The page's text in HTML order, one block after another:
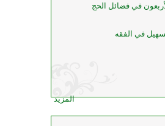
في فضائل الحج
في الفقه
المزيد